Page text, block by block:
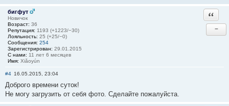
бигфут
Новичок
Возраст: 36
Репутация: 1193 (+1223/−30)
Лояльность: 25 (+25/−0)
Сообщения: 254
Зарегистрирован: 29.01.2015
С нами: 11 лет 6 месяцев
Имя: Xiǎoyún
−
#4 16.05.2015, 23:04
Доброго времени суток!
Не могу загрузить от себя фото. Сделайте пожалуйста.